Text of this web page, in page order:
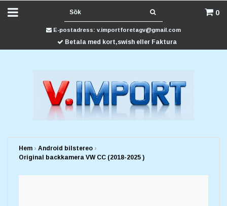
0
E-postadress: v.importforetagv@gmail.com
Betala med kort,swish eller Faktura
Hem › Android bilstereo ›
Original backkamera VW CC (2018-2025 )